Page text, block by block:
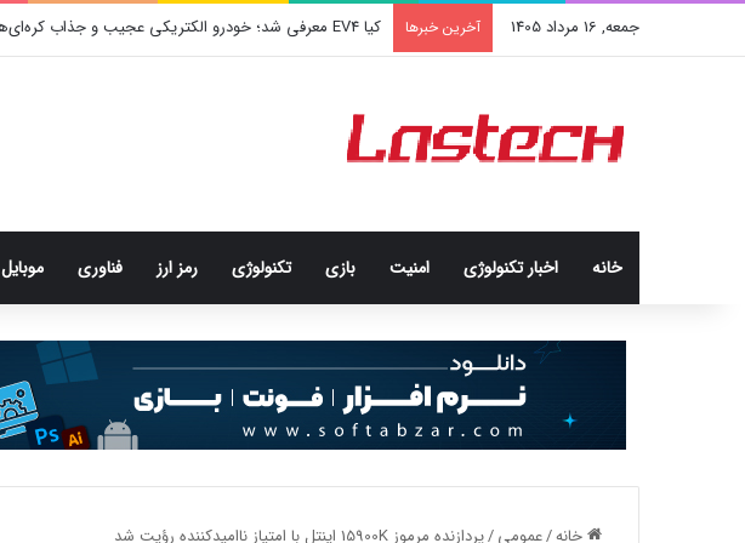
جمعه, 16 مرداد 1405 آخرین خبرها کیا EV4 معرفی شد؛ خودرو الکتریکی عجیب و جذاب کره‌ای‌ها
خانه اخبار تکنولوژی امنيت بازی تکنولوژی رمز ارز فناوری موبایل
خانه/عمومی/پردازنده مرموز 15900K اینتل با امتیاز ناامیدکننده رؤیت شد